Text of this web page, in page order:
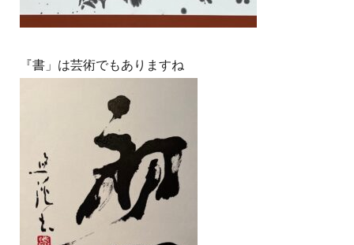
『書」は芸術でもありますね